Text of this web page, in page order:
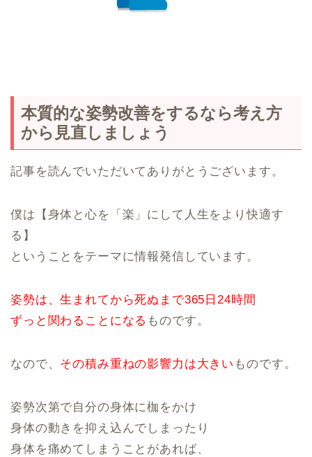
本質的な姿勢改善をするなら考え方
から見直しましょう
記事を読んでいただいてありがとうございます。
僕は【身体と心を「楽」にして人生をより快適す
る】
ということをテーマに情報発信しています。
姿勢は、生まれてから死ぬまで365日24時間
ずっと関わることになる ものです。
なので、 その積み重ねの影響力は大きい ものです。
姿勢次第で自分の身体に枷をかけ
身体の動きを抑え込んでしまったり
身体を痛めてしまうことがあれば、